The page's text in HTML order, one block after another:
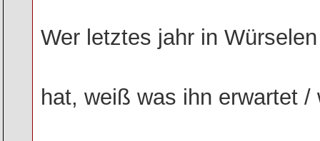
Wer letztes jahr in
hat, weiß was ihn erwartet